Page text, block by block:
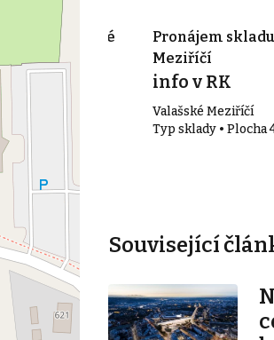
m², Valašské
Bečvou
m²
Pronájem
Meziříčí
info v RK
Valašské Meziříčí
Typ sklady • Plocha
Související